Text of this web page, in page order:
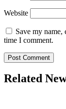
Website
Save my
time I comment.
Related